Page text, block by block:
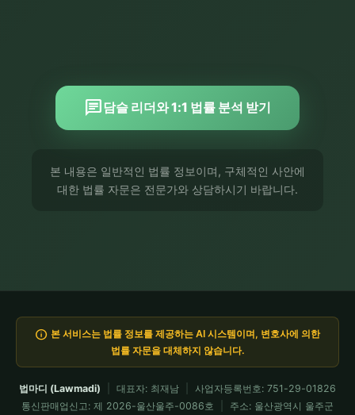
chat 담슬 리더와 1:1 법률 분석 받기
본 내용은 일반적인 법률 정보이며, 구체적인 사안에
대한 법률 자문은 전문가와 상담하시기 바랍니다.
info 본 서비스는 법률 정보를 제공하는 AI 시스템이며, 변호사에 의한
법률 자문을 대체하지 않습니다.
법마디 (Lawmadi) 대표자: 최재남
사업자등록번호: 751-29-01826
통신판매업신고: 제 2026-울산울주-0086호
주소: 울산광역시 울주군